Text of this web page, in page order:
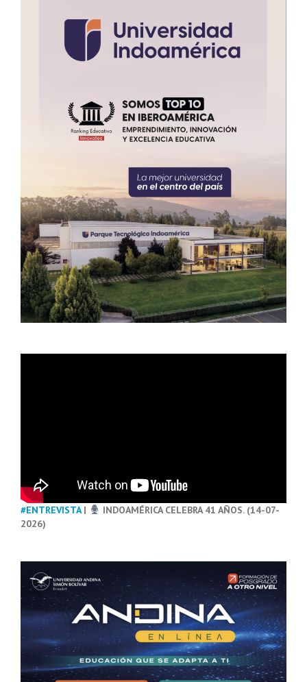
#ENTREVISTA|
INDOAMÉRICA CELEBRA 41 AÑOS. (14-07-
2026)